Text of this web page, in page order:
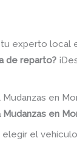
tu experto local
de reparto?
en
en
el